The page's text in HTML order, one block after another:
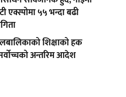
एक्स्पोमा ५५ भन्दा बढी
शिक्षाको हक
अन्तरिम आदेश